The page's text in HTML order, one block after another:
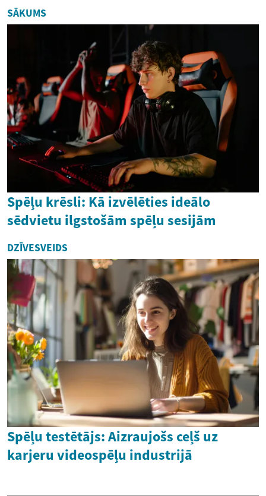
SĀKUMS
Spēļu krēsli: Kā izvēlēties ideālo
sēdvietu ilgstošām spēļu sesijām
DZĪVESVEIDS
Spēļu testētājs: Aizraujošs ceļš uz
karjeru videospēļu industrijā